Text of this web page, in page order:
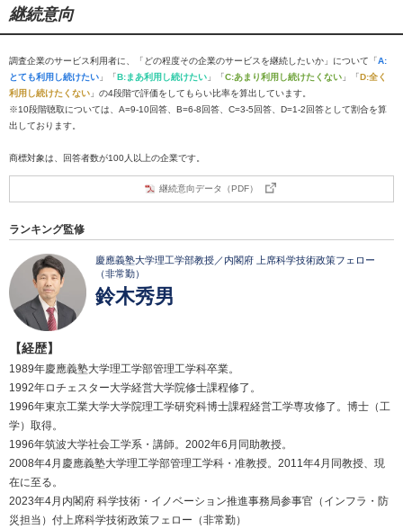
継続意向
調査企業のサービス利用者に、「どの程度その企業のサービスを継続したいか」について「A:
とても利用し続けたい 」「B:まあ利用し続けたい 」「C:あまり利用し続けたくない 」「D:全く
利用し続けたくない 」の4段階で評価をしてもらい比率を算出しています。
※10段階聴取については、A=9-10回答、B=6-8回答、C=3-5回答、D=1-2回答として割合を算
出しております。
商標対象は、回答者数が100人以上の企業です。
継続意向データ（PDF）
ランキング監修
慶應義塾大学理工学部教授／内閣府 上席科学技術政策フェロー
（非常勤）
鈴木秀男
【経歴】
1989年慶應義塾大学理工学部管理工学科卒業。
1992年ロチェスター大学経営大学院修士課程修了。
1996年東京工業大学大学院理工学研究科博士課程経営工学専攻修了。博士（工
学）取得。
1996年筑波大学社会工学系・講師。2002年6月同助教授。
2008年4月慶應義塾大学理工学部管理工学科・准教授。2011年4月同教授、現
在に至る。
2023年4月内閣府 科学技術・イノベーション推進事務局参事官（インフラ・防
災担当）付上席科学技術政策フェロー（非常勤）